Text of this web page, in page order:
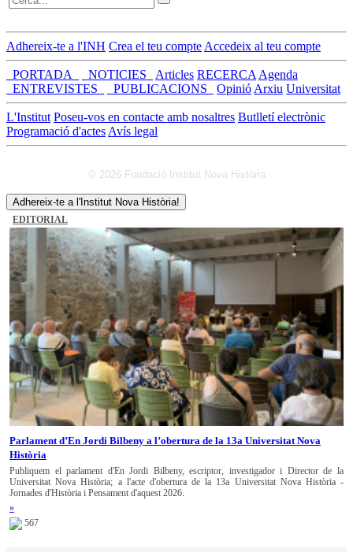
Adhereix-te a l'INH Crea el teu compte Accedeix al teu compte
_PORTADA_ _NOTICIES_ Articles RECERCA Agenda
_ENTREVISTES_
_PUBLICACIONS_ Opinió Arxiu Universitat
L'Institut Poseu-vos en contacte amb nosaltres Butlletí electrònic
Programació d'actes Avís legal
© 2026 Fundació Institut Nova Història
Adhereix-te a l'Institut Nova Història!
EDITORIAL
Parlament d’En Jordi Bilbeny a l’obertura de la 13a Universitat Nova
Història
Publiquem el parlament d'En Jordi Bilbeny, escriptor, investigador i Director de la
Universitat Nova Història; a l'acte d'obertura de la 13a Universitat Nova Història -
Jornades d'Història i Pensament d'aquest 2026.
»
567